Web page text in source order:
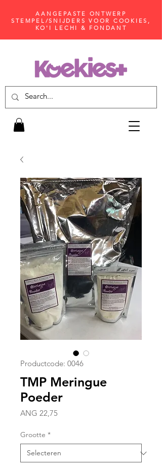
AANGEPASTE ONTWERP
STEMPEL/SNIJDERS VOOR COOKIES,
KO'I LECHI & FONDANT
Productcode: 0046
TMP Meringue
Poeder
ANG 22,75
Grootte *